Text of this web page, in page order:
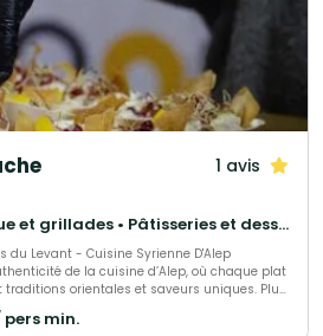
1 avis
Street Food • Barbecue et grillades • Pâtisseries et desserts
du Levant - Cuisine Syrienne D'Alep
de la cuisine d’Alep, où chaque plat
orientales et saveurs uniques. Plus
Grenade et Pistache est un moyen de
la Syrie et la France à travers nos plats. Des
pers min.